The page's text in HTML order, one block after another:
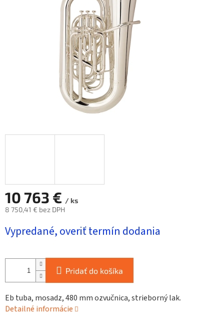
10 763 € / ks
8 750,41 € bez DPH
cena:
Vypredané, overiť termín dodania
Pridať do košíka
Eb tuba, mosadz, 480 mm ozvučnica, strieborný lak.
Detailné informácie